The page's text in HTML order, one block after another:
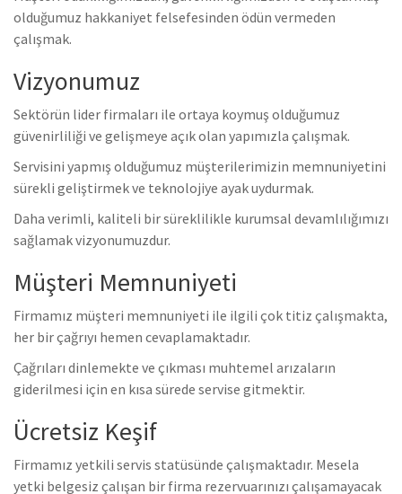
olduğumuz hakkaniyet felsefesinden ödün vermeden
çalışmak.
Vizyonumuz
Sektörün lider firmaları ile ortaya koymuş olduğumuz
güvenirliliği ve gelişmeye açık olan yapımızla çalışmak.
Servisini yapmış olduğumuz müşterilerimizin memnuniyetini
sürekli geliştirmek ve teknolojiye ayak uydurmak.
Daha verimli, kaliteli bir süreklilikle kurumsal devamlılığımızı
sağlamak vizyonumuzdur.
Müşteri Memnuniyeti
Firmamız müşteri memnuniyeti ile ilgili çok titiz çalışmakta,
her bir çağrıyı hemen cevaplamaktadır.
Çağrıları dinlemekte ve çıkması muhtemel arızaların
giderilmesi için en kısa sürede servise gitmektir.
Ücretsiz Keşif
Firmamız yetkili servis statüsünde çalışmaktadır. Mesela
yetki belgesiz çalışan bir firma rezervuarınızı çalışamayacak